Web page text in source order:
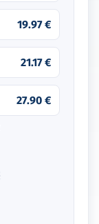
19.97 €
21.17 €
27.90 €